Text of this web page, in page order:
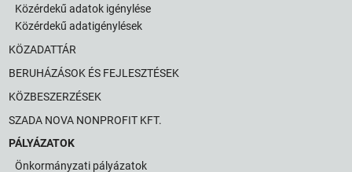
Közérdekű adatok igénylése
Közérdekű adatigénylések
KÖZADATTÁR
BERUHÁZÁSOK ÉS FEJLESZTÉSEK
KÖZBESZERZÉSEK
SZADA NOVA NONPROFIT KFT.
PÁLYÁZATOK
Önkormányzati pályázatok